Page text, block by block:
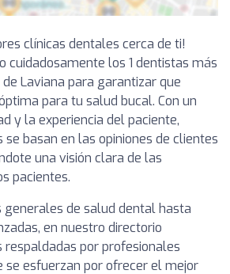
clínicas dentales cerca de ti!
cuidadosamente los 1 dentistas más
Laviana para garantizar que
para tu salud bucal. Con un
y la experiencia del paciente,
basan en las opiniones de clientes
una visión clara de las
pacientes.
de salud dental hasta
en nuestro directorio
respaldadas por profesionales
se esfuerzan por ofrecer el mejor